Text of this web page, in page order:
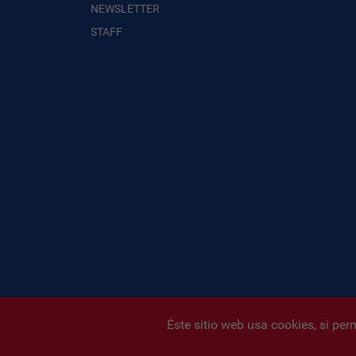
NEWSLETTER
STAFF
Éste sitio web usa cookies, si